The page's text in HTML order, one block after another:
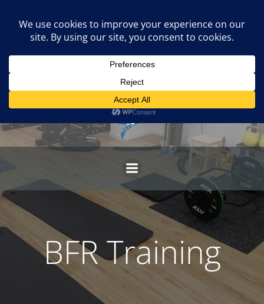
to
content
BFR Training